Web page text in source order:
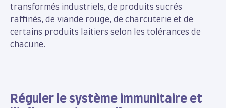
transformés industriels, de produits sucrés
raffinés, de viande rouge, de charcuterie et de
certains produits laitiers selon les tolérances de
chacune.
Réguler le système immunitaire et